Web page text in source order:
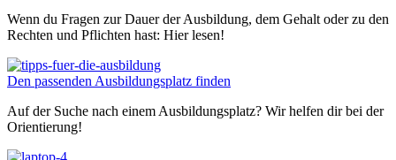
Wenn du Fragen zur Dauer der Ausbildung, dem Gehalt oder zu den
Rechten und Pflichten hast: Hier lesen!
Den passenden Ausbildungsplatz finden
Auf der Suche nach einem Ausbildungsplatz? Wir helfen dir bei der
Orientierung!